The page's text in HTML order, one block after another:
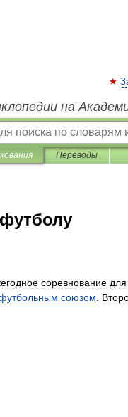
на
Переводы
соревнование для
союзом